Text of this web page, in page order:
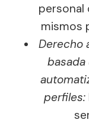
personal
mismos
Derecho
perfiles: